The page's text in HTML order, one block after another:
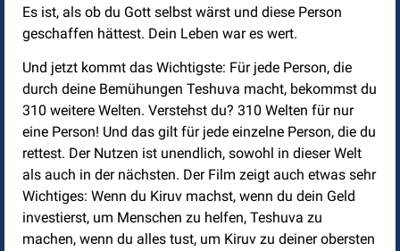
Es ist, als ob du Gott selbst wärst und diese Person
geschaffen hättest. Dein Leben war es wert.
Und jetzt kommt das Wichtigste: Für jede Person, die
durch deine Bemühungen Teshuva macht, bekommst du
310 weitere Welten. Verstehst du? 310 Welten für nur
eine Person! Und das gilt für jede einzelne Person, die du
rettest. Der Nutzen ist unendlich, sowohl in dieser Welt
als auch in der nächsten. Der Film zeigt auch etwas sehr
Wichtiges: Wenn du Kiruv machst, wenn du dein Geld
investierst, um Menschen zu helfen, Teshuva zu
machen, wenn du alles tust, um Kiruv zu deiner obersten